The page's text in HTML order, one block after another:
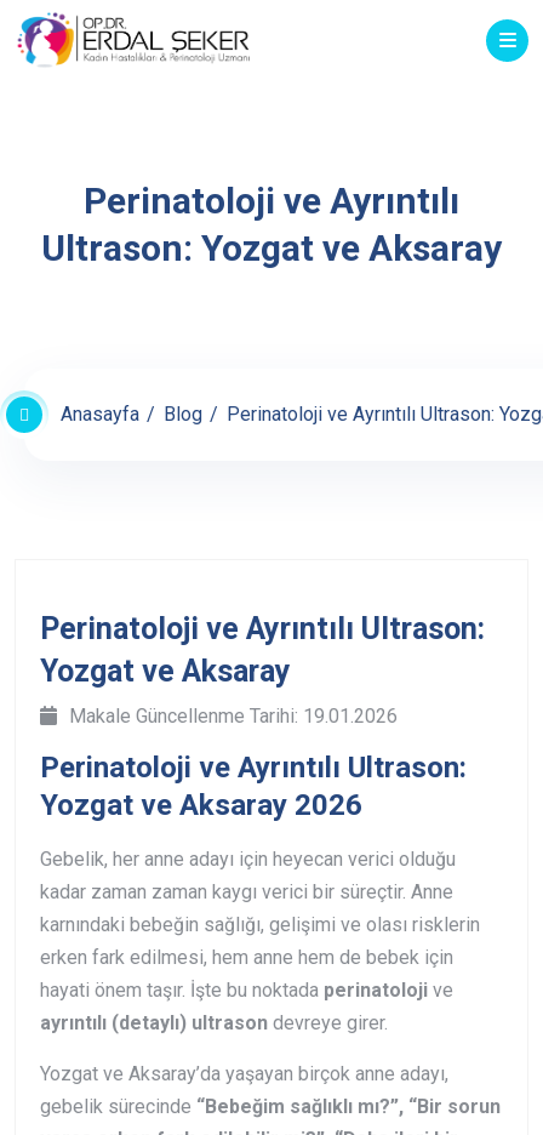
Perinatoloji ve Ayrıntılı
Ultrason: Yozgat ve Aksaray
Anasayfa Blog Perinatoloji ve Ayrıntılı Ultrason:
Perinatoloji ve Ayrıntılı Ultrason:
Yozgat ve Aksaray
Makale Güncellenme Tarihi: 19.01.2026
Perinatoloji ve Ayrıntılı Ultrason:
Yozgat ve Aksaray 2026
Gebelik, her anne adayı için heyecan verici olduğu
kadar zaman zaman kaygı verici bir süreçtir. Anne
karnındaki bebeğin sağlığı, gelişimi ve olası risklerin
erken fark edilmesi, hem anne hem de bebek için
hayati önem taşır. İşte bu noktada perinatoloji ve
ayrıntılı (detaylı) ultrason devreye girer.
Yozgat ve Aksaray’da yaşayan birçok anne adayı,
gebelik sürecinde “Bebeğim sağlıklı mı?”, “Bir sorun